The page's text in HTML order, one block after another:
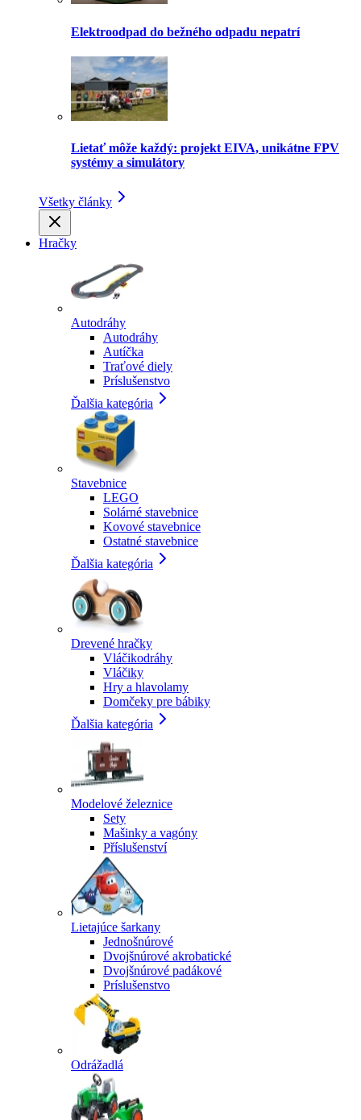
Elektroodpad do bežného odpadu nepatrí
Lietať môže každý: projekt EIVA, unikátne FPV
systémy a simulátory
Všetky články
Hračky
Autodráhy
Autodráhy
Autíčka
Traťové diely
Príslušenstvo
Ďalšia kategória
Stavebnice
LEGO
Solárné stavebnice
Kovové stavebnice
Ostatné stavebnice
Ďalšia kategória
Drevené hračky
Vláčikodráhy
Vláčiky
Hry a hlavolamy
Domčeky pre bábiky
Ďalšia kategória
Modelové železnice
Sety
Mašinky a vagóny
Příslušenství
Lietajúce šarkany
Jednošnúrové
Dvojšnúrové akrobatické
Dvojšnúrové padákové
Príslušenstvo
Odrážadlá